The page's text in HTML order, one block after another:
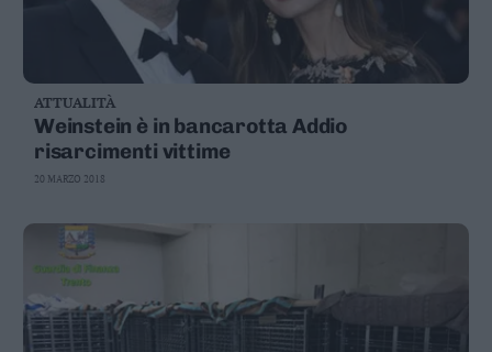
ATTUALITÀ
Weinstein è in bancarotta Addio
risarcimenti vittime
20 MARZO 2018